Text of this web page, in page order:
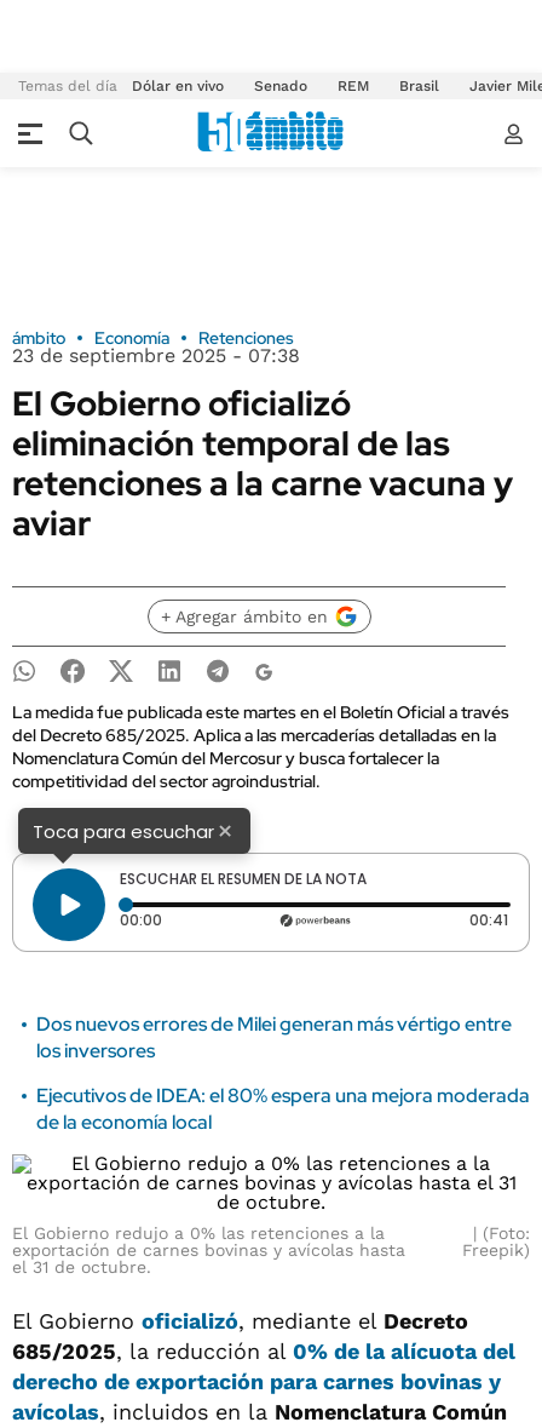
Temas del día Dólar en vivo Senado REM Brasil Javier
ámbito Economía Retenciones
23 de septiembre 2025 - 07:38
El Gobierno oficializó
eliminación temporal de las
retenciones a la carne vacuna y
aviar
+ Agregar ámbito en
La medida fue publicada este martes en el Boletín Oficial a través
del Decreto 685/2025. Aplica a las mercaderías detalladas en la
Nomenclatura Común del Mercosur y busca fortalecer la
competitividad del sector agroindustrial.
Toca para escuchar×
ESCUCHAR EL RESUMEN DE LA NOTA
00:00 Tiempo transcurrido: 0 segundos 00:41
Dos nuevos errores de Milei generan más vértigo entre
los inversores
Ejecutivos de IDEA: el 80% espera una mejora moderada
de la economía local
El Gobierno redujo a 0% las retenciones a la
exportación de carnes bovinas y avícolas hasta
el 31 de octubre.
(Foto:
Freepik)
El Gobierno oficializó, mediante el Decreto
685/2025, la reducción al 0% de la alícuota del
derecho de exportación para carnes bovinas y
avícolas, incluidos en la Nomenclatura Común